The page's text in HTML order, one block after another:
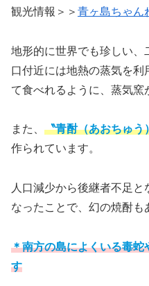
観光情報＞＞ 青ヶ島ちゃん
地形的に世界でも珍しい、
口付近には地熱の蒸気を利
て食べれるように、蒸気窯
また、 〝青酎（あおちゅう
作られています。
人口減少から後継者不足と
なったことで、幻の焼酎も
＊南方の島によくいる毒
す